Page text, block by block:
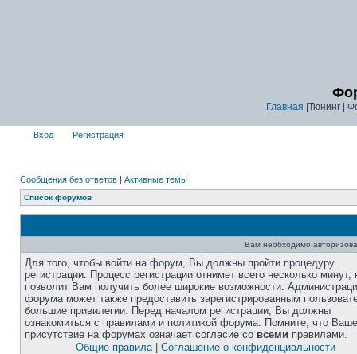
Главная |Тюнинг |
Вход Регистрация
Сообщения без ответов | Активные темы
Список форумов
Вам необходимо
Для того, чтобы войти на форум, Вы должны пройти процедуру
регистрации. Процесс регистрации отнимет всего несколько минут,
позволит Вам получить более широкие возможности.
форума может также предоставить зарегистрированным
большие привилегии. Перед началом регистрации, Вы должны
ознакомиться с правилами и политикой форума. Помните, что Ваше
присутствие на форумах означает согласие со всеми правилами.
Общие правила| Соглашение о конфиденциальности